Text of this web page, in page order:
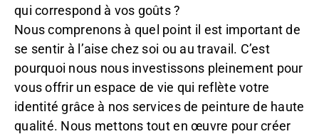
qui correspond à vos goûts ?
Nous comprenons à quel point il est important de
se sentir à l’aise chez soi ou au travail. C’est
pourquoi nous nous investissons pleinement pour
vous offrir un espace de vie qui reflète votre
identité grâce à nos services de peinture de haute
qualité. Nous mettons tout en œuvre pour créer